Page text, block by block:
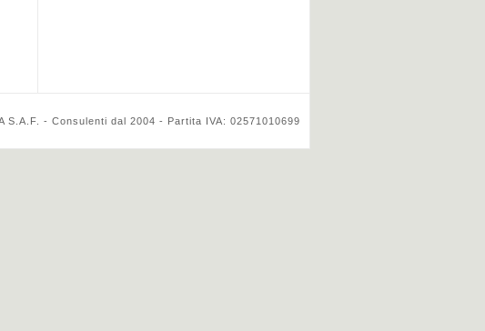
S.A.F. - Consulenti dal 2004 - Partita IVA: 02571010699